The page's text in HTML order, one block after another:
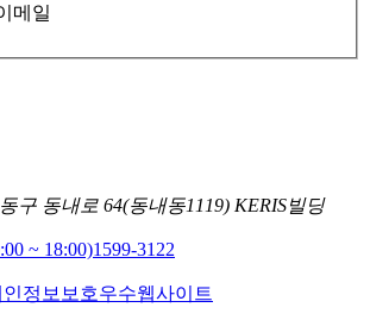
메일
구 동내로 64(동내동1119) KERIS빌딩
~ 18:00)1599-3122